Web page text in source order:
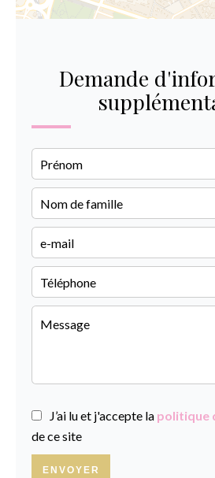
Demande
J’ai lu et j'accepte la politique
de ce site
ENVOYER